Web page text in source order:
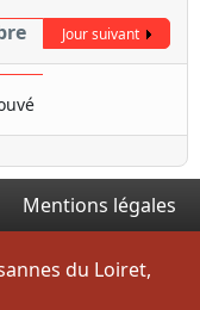
Jour suivant
Mentions légales
du Loiret,